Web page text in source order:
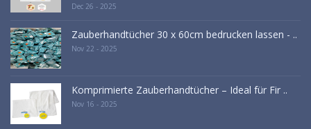
Dec 26 - 2025
Zauberhandtücher 30 x 60cm bedrucken lassen - ..
Nov 22 - 2025
Komprimierte Zauberhandtücher – Ideal für Fir ..
Nov 16 - 2025